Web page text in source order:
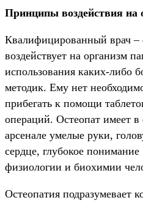
Принципы воздействия на
Квалифицированный врач –
воздействует на организм
использования каких-либо
методик. Ему нет
прибегать к помощи
операций. Остеопат имеет в
арсенале умелые руки,
сердце, глубокое
физиологии и биохимии
Остеопатия подразумевает